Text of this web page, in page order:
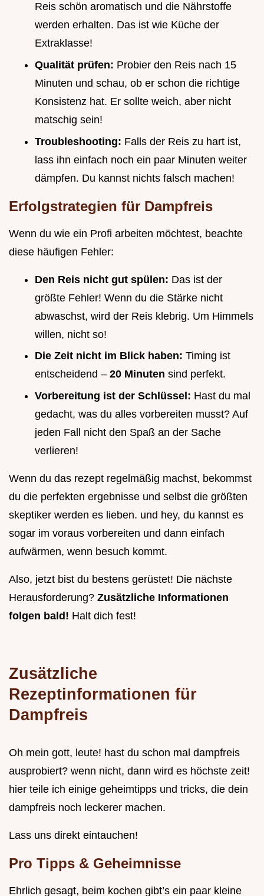
Reis schön aromatisch und die Nährstoffe
werden erhalten. Das ist wie Küche der
Extraklasse!
Qualität prüfen: Probier den Reis nach 15
Minuten und schau, ob er schon die richtige
Konsistenz hat. Er sollte weich, aber nicht
matschig sein!
Troubleshooting: Falls der Reis zu hart ist,
lass ihn einfach noch ein paar Minuten weiter
dämpfen. Du kannst nichts falsch machen!
Erfolgstrategien für Dampfreis
Wenn du wie ein Profi arbeiten möchtest, beachte
diese häufigen Fehler:
Den Reis nicht gut spülen: Das ist der
größte Fehler! Wenn du die Stärke nicht
abwaschst, wird der Reis klebrig. Um Himmels
willen, nicht so!
Die Zeit nicht im Blick haben: Timing ist
entscheidend – 20 Minuten sind perfekt.
Vorbereitung ist der Schlüssel: Hast du mal
gedacht, was du alles vorbereiten musst? Auf
jeden Fall nicht den Spaß an der Sache
verlieren!
Wenn du das rezept regelmäßig machst, bekommst
du die perfekten ergebnisse und selbst die größten
skeptiker werden es lieben. und hey, du kannst es
sogar im voraus vorbereiten und dann einfach
aufwärmen, wenn besuch kommt.
Also, jetzt bist du bestens gerüstet! Die nächste
Herausforderung? Zusätzliche Informationen
folgen bald! Halt dich fest!
Zusätzliche
Rezeptinformationen für
Dampfreis
Oh mein gott, leute! hast du schon mal dampfreis
ausprobiert? wenn nicht, dann wird es höchste zeit!
hier teile ich einige geheimtipps und tricks, die dein
dampfreis noch leckerer machen.
Lass uns direkt eintauchen!
Pro Tipps & Geheimnisse
Ehrlich gesagt, beim kochen gibt’s ein paar kleine